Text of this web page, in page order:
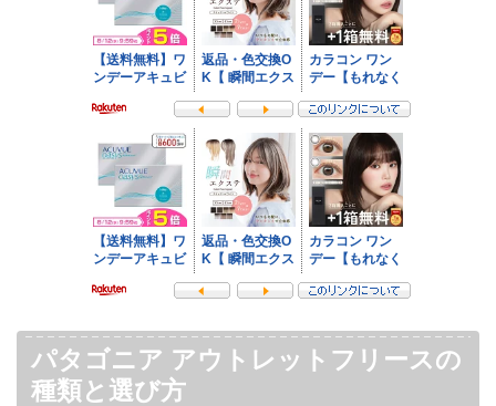
パタゴニア アウトレットフリースの
種類と選び方